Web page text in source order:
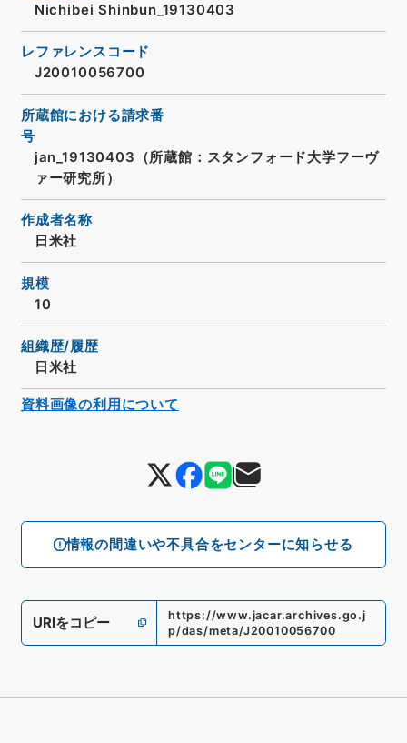
情報の間違いや不具合をセンターに知らせる
Nichibei Shinbun_19130403
レファレンスコード
J20010056700
所蔵館における請求番
号
jan_19130403（所蔵館：スタンフォード大学フーヴ
ァー研究所）
作成者名称
日米社
規模
10
組織歴/履歴
日米社
URIをコピー
https://www.jacar.archives.go.j
p/das/meta/J20010056700
資料画像の利用について